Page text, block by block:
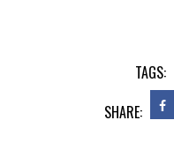
TAGS:
SHARE: